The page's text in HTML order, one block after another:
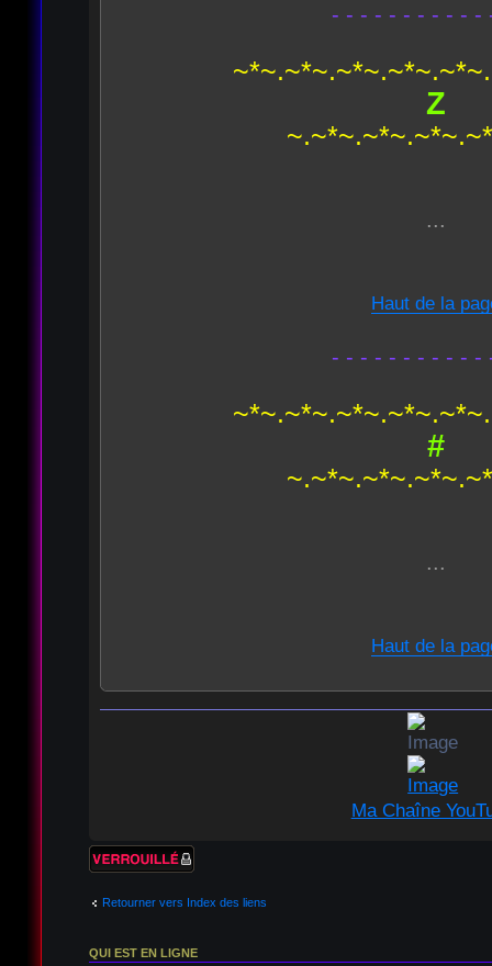
- - - - - - - - - - -
Z
...
Haut de la
- - - - - - - - - - -
#
...
Haut de la
Ma Chaîne
Sujet verrouillé
Retourner vers Index des liens
QUI EST EN LIGNE